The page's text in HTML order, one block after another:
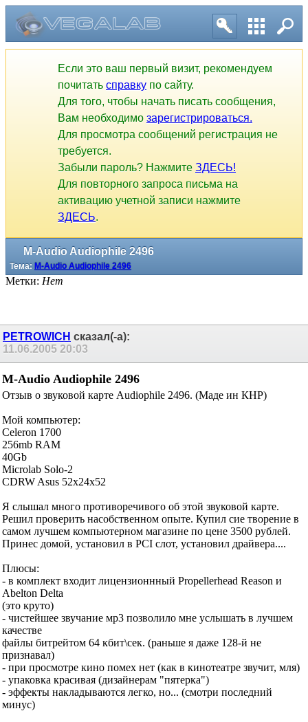
Если это ваш первый визит, рекомендуем
почитать справку по сайту.
Для того, чтобы начать писать сообщения,
Вам необходимо зарегистрироваться.
Для просмотра сообщений регистрация не
требуется.
Забыли пароль? Нажмите ЗДЕСЬ!
Для повторного запроса письма на
активацию учетной записи нажмите
ЗДЕСЬ.
M-Audio Audiophile 2496
Тема: M-Audio Audiophile 2496
Метки: Нет
PETROWICHсказал(-а):
11.06.2005
M-Audio Audiophile 2496
Отзыв о звуковой карте Audiophile 2496. (Маде ин КНР)
Мой компьютер:
Celeron 1700
256mb RAM
40Gb
Microlab Solo-2
CDRW Asus 52x24x52
Я слышал много противоречивого об этой звуковой карте.
Решил проверить насобственном опыте. Купил сие творение в
самом лучшем компьютерном магазине по цене 3500 рублей.
Принес домой, установил в PCI слот, установил драйвера....
Плюсы:
- в комплект входит лицензионнный Propellerhead Reason и
Abelton Delta
(это круто)
- чистейшее звучание мр3 позволило мне услышать в лучшем
качестве
файлы битрейтом 64 кбит\сек. (раньше я даже 128-й не
признавал)
- при просмотре кино помех нет (как в кинотеатре звучит, мля)
- упаковка красивая (дизайнерам "пятерка")
- эффекты накладываются легко, но... (смотри последний
минус)